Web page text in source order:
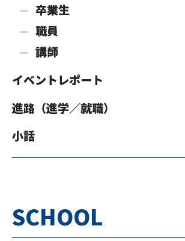
卒業生
職員
講師
イベントレポート
進路（進学／就職）
小話
SCHOOL